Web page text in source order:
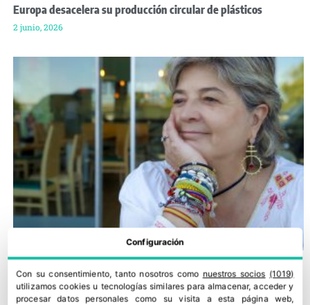
Europa desacelera su producción circular de plásticos
2 junio, 2026
Configuración
Con su consentimiento, tanto nosotros como nuestros socios (1019)
utilizamos cookies u tecnologías similares para almacenar, acceder y
procesar datos personales como su visita a esta página web,